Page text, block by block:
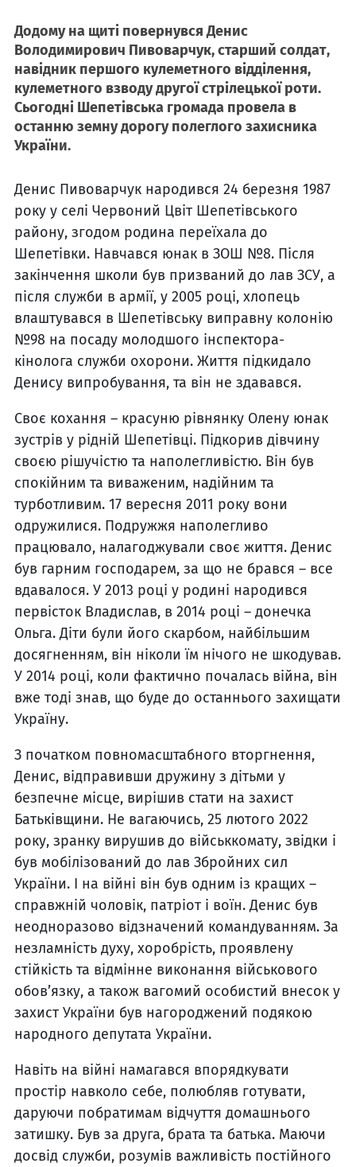
Додому на щиті повернувся Денис
Володимирович Пивоварчук, старший солдат,
навідник першого кулеметного відділення,
кулеметного взводу другої стрілецької роти.
Сьогодні Шепетівська громада провела в
останню земну дорогу полеглого захисника
України.
Денис Пивоварчук народився 24 березня 1987
року у селі Червоний Цвіт Шепетівського
району, згодом родина переїхала до
Шепетівки. Навчався юнак в ЗОШ №8. Після
закінчення школи був призваний до лав ЗСУ, а
після служби в армії, у 2005 році, хлопець
влаштувався в Шепетівську виправну колонію
№98 на посаду молодшого інспектора-
кінолога служби охорони. Життя підкидало
Денису випробування, та він не здавався.
Своє кохання – красуню рівнянку Олену юнак
зустрів у рідній Шепетівці. Підкорив дівчину
своєю рішучістю та наполегливістю. Він був
спокійним та виваженим, надійним та
турботливим. 17 вересня 2011 року вони
одружилися. Подружжя наполегливо
працювало, налагоджували своє життя. Денис
був гарним господарем, за що не брався – все
вдавалося. У 2013 році у родині народився
первісток Владислав, в 2014 році – донечка
Ольга. Діти були його скарбом, найбільшим
досягненням, він ніколи їм нічого не шкодував.
У 2014 році, коли фактично почалась війна, він
вже тоді знав, що буде до останнього захищати
Україну.
З початком повномасштабного вторгнення,
Денис, відправивши дружину з дітьми у
безпечне місце, вирішив стати на захист
Батьківщини. Не вагаючись, 25 лютого 2022
року, зранку вирушив до військкомату, звідки і
був мобілізований до лав Збройних сил
України. І на війні він був одним із кращих –
справжній чоловік, патріот і воїн. Денис був
неодноразово відзначений командуванням. За
незламність духу, хоробрість, проявлену
стійкість та відмінне виконання військового
обов’язку, а також вагомий особистий внесок у
захист України був нагороджений подякою
народного депутата України.
Навіть на війні намагався впорядкувати
простір навколо себе, полюбляв готувати,
даруючи побратимам відчуття домашнього
затишку. Був за друга, брата та батька. Маючи
досвід служби, розумів важливість постійного